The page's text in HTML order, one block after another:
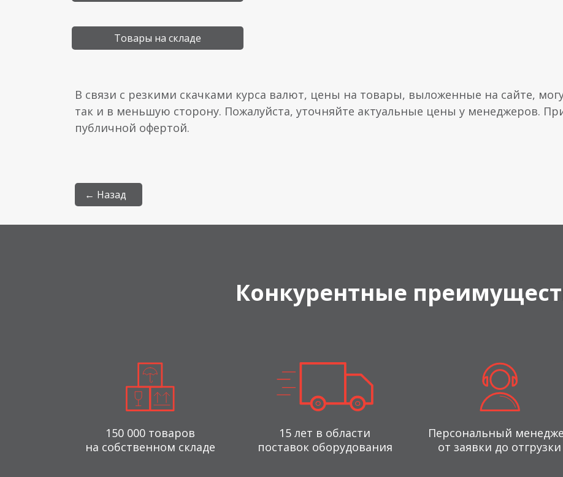
Товары на складе
В связи с резкими скачками курса валют, цены на товары, выложенные на сайте,
так и в меньшую сторону. Пожалуйста, уточняйте актуальные цены у менеджеров.
публичной офертой.
← Назад
Конкурентные
150 000 товаров
на собственном складе
15 лет в области
поставок оборудования
Персональный
от заявки до отгрузки